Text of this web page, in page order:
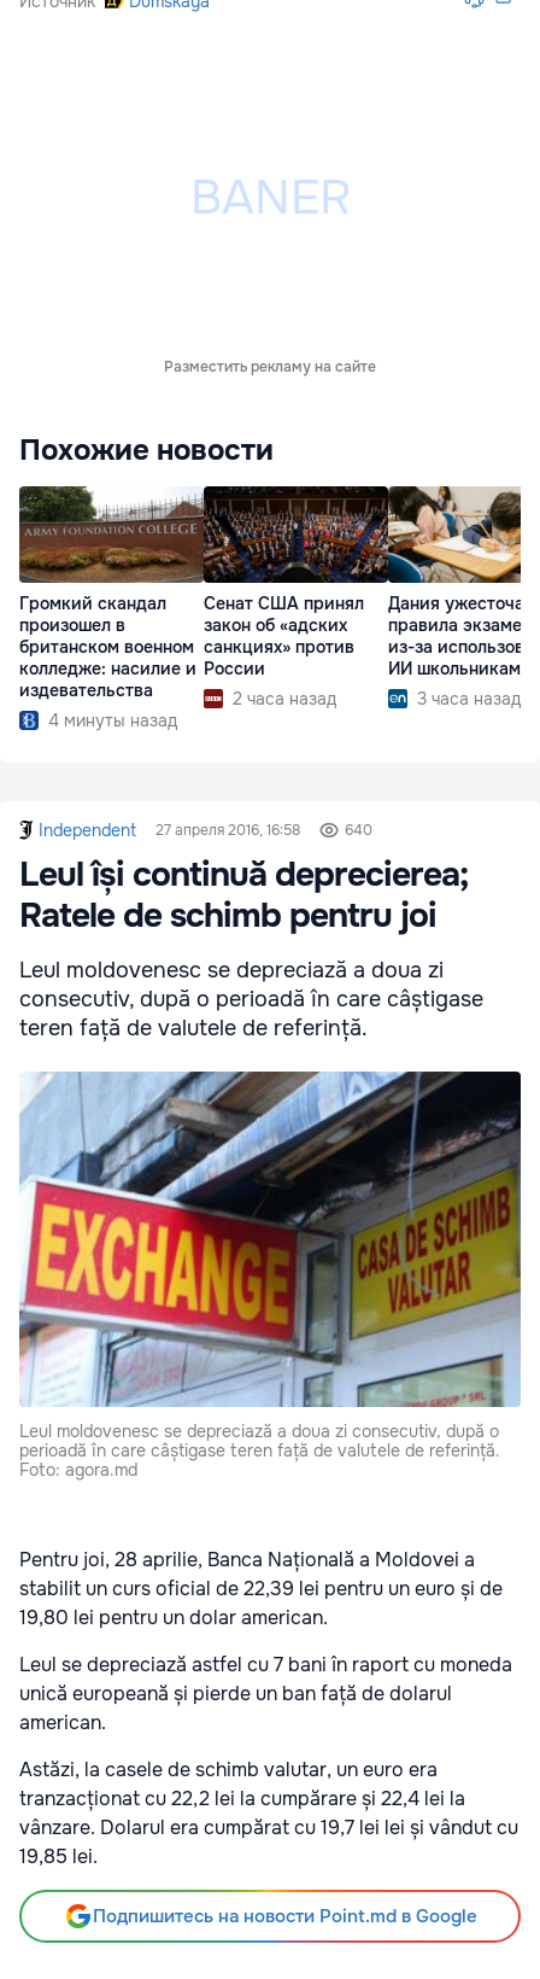
Разместить рекламу на сайте
Похожие новости
Громкий скандал
произошел в
британском военном
колледже: насилие и
издевательства
4 минуты назад
Сенат США принял
закон об «адских
санкциях» против
России
2 часа назад
Дания
правила
из-за
ИИ школьниками
3 часа назад
Independent 27 апреля 2016, 16:58 640
Leul își continuă deprecierea;
Ratele de schimb pentru joi
Leul moldovenesc se depreciază a doua zi
consecutiv, după o perioadă în care câștigase
teren față de valutele de referință.
Leul moldovenesc se depreciază a doua zi consecutiv, după o
perioadă în care câștigase teren față de valutele de referință.
Foto: agora.md
Pentru joi, 28 aprilie, Banca Națională a Moldovei a
stabilit un curs oficial de 22,39 lei pentru un euro și de
19,80 lei pentru un dolar american.
Leul se depreciază astfel cu 7 bani în raport cu moneda
unică europeană și pierde un ban față de dolarul
american.
Astăzi, la casele de schimb valutar, un euro era
tranzacționat cu 22,2 lei la cumpărare și 22,4 lei la
vânzare. Dolarul era cumpărat cu 19,7 lei lei și vândut cu
19,85 lei.
Подпишитесь на новости Point.md в Google